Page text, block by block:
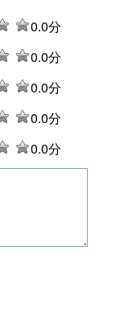
0.0分
0.0分
0.0分
0.0分
0.0分